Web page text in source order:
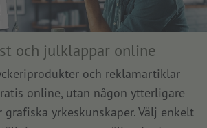
och julklappar online
och reklamartiklar
online, utan någon ytterligare
yrkeskunskaper. Välj enkelt